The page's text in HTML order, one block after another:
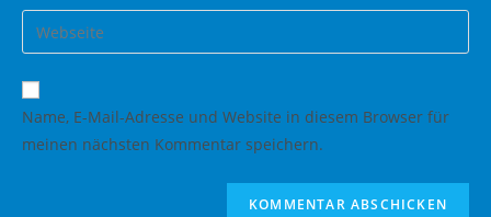
zum
Kommentieren
ein
E-
Mail-
zum
Kommentieren
ein
Gib
deine
Website-
URL
Name, E-Mail-Adresse und Website in diesem Browser für
meinen nächsten Kommentar speichern.